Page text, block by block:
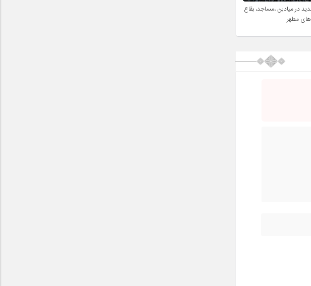
در میادین ،مساجد، بقاع
مطهر